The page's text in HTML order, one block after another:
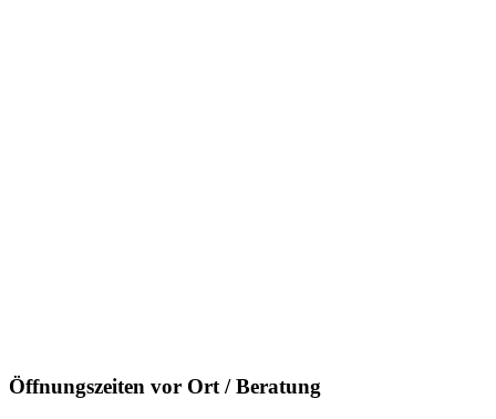
Öffnungszeiten vor Ort / Beratung